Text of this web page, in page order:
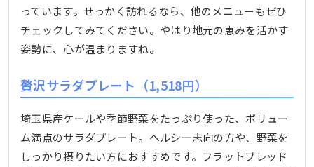
っています。せっかく訪れるなら、他のメニューもぜひ
チェックしてみてください。やはり地元の恵みを活かす
姿勢に、心が温まりますね。
贅沢サラダプレート（1,518円）
埼玉県産ケールや季節野菜をたっぷり使った、ボリュー
ム満点のサラダプレート。ヘルシー志向の方や、野菜を
しっかり摂りたい方におすすめです。フラットブレッド